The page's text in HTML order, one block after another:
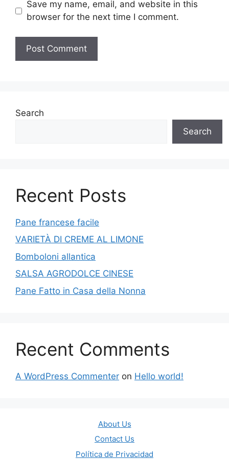
Save my name, email, and website in this
browser for the next time I comment.
Search
Search
Recent Posts
Pane francese facile
VARIETÀ DI CREME AL LIMONE
Bomboloni allantica
SALSA AGRODOLCE CINESE
Pane Fatto in Casa della Nonna
Recent Comments
A WordPress Commenter on Hello world!
About Us
Contact Us
Política de Privacidad